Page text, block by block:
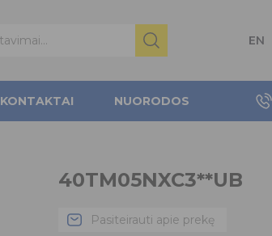
EN
KONTAKTAI NUORODOS
40TM05NXC3**UB
Pasiteirauti apie prekę